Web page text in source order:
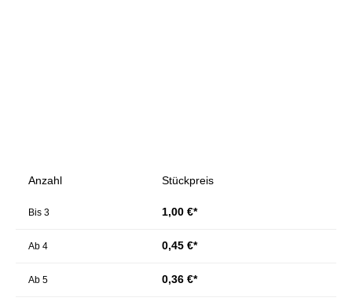
Anzahl Stückpreis
Bis 3 1,00 €*
Ab 4 0,45 €*
Ab 5 0,36 €*